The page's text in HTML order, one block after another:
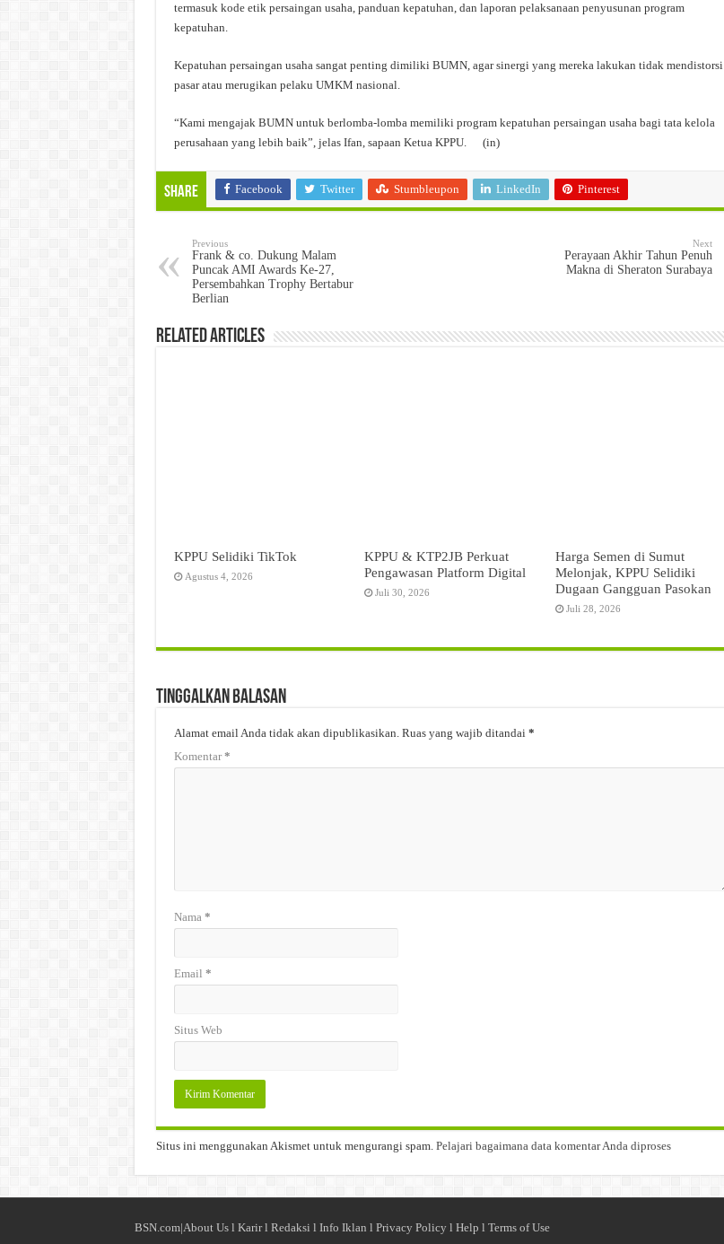
termasuk kode etik persaingan usaha, panduan kepatuhan, dan laporan pelaksanaan penyusunan program
kepatuhan.
Kepatuhan persaingan usaha sangat penting dimiliki BUMN, agar sinergi yang mereka lakukan tidak mendistorsi
pasar atau merugikan pelaku UMKM nasional.
“Kami mengajak BUMN untuk berlomba-lomba memiliki program kepatuhan persaingan usaha bagi tata kelola
perusahaan yang lebih baik”, jelas Ifan, sapaan Ketua KPPU. (in)
Share Facebook Twitter Stumbleupon LinkedIn Pinterest
Previous
Frank & co. Dukung Malam
Puncak AMI Awards Ke-27,
Persembahkan Trophy Bertabur
Berlian
Next
Perayaan Akhir Tahun Penuh
Makna di Sheraton Surabaya
Related Articles
KPPU Selidiki TikTok
Agustus 4, 2026
KPPU & KTP2JB Perkuat
Pengawasan Platform Digital
Juli 30, 2026
Harga Semen di Sumut
Melonjak, KPPU Selidiki
Dugaan Gangguan Pasokan
Juli 28, 2026
Tinggalkan Balasan
Alamat email Anda tidak akan dipublikasikan. Ruas yang wajib ditandai *
Komentar*
Nama *
Email *
Situs Web
Situs ini menggunakan Akismet untuk mengurangi spam. Pelajari bagaimana data komentar Anda diproses
BSN.com|About Usl Karirl Redaksi l Info Iklan l Privacy Policyl Help l Terms of Use